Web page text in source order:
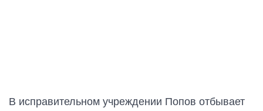
В исправительном учреждении Попов отбывает